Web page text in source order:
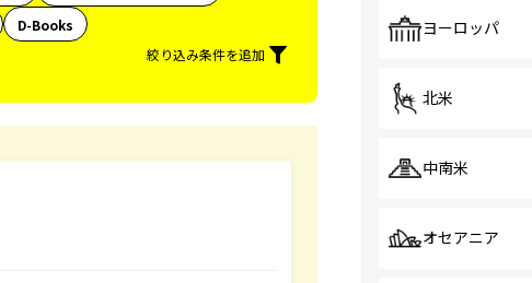
D-Books
絞り込み条件を追加
ヨーロッパ
北米
中南米
オセアニア